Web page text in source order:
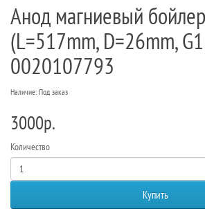
Анод магниевый
(L=517mm, D=26mm,
0020107793
Наличие: Под заказ
3000р.
Количество
Купить